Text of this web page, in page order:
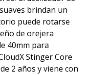
brindan un
puede rotarse
de orejera
40mm para
Stinger Core
2 años y viene con